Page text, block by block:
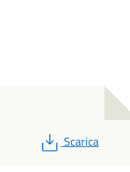
PDF
Scarica